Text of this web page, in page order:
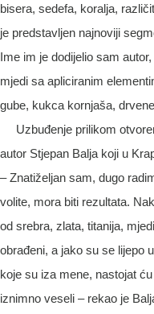
bisera, sedefa, koralja,
je predstavljen najnoviji
Ime im je dodijelio sam
mjedi sa apliciranim
gube, kukca kornjaša,
Uzbuđenje prilikom
autor Stjepan Balja koji u
– Znatiželjan sam, dugo
volite, mora biti rezultata.
od srebra, zlata, titanija,
obrađeni, a jako su se lijepo
koje su iza mene, nastojat
iznimno veseli – rekao je